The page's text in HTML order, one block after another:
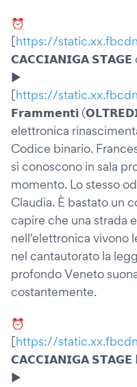
⏰
[https://
𝗖𝗔𝗖𝗖𝗜𝗔𝗡𝗜𝗚𝗔 𝗦𝗧𝗔𝗚𝗘
▶️
[https://
𝗙𝗿𝗮𝗺𝗺𝗲𝗻𝘁𝗶
elettronica
Codice binario.
si conoscono in sala
momento. Lo stesso
Claudia. È bastato un
capire che una strada
nell'elettronica vivono
nel cantautorato la
profondo Veneto
costantemente.
⏰
[https://
𝗖𝗔𝗖𝗖𝗜𝗔𝗡𝗜𝗚𝗔 𝗦𝗧𝗔𝗚𝗘
▶️